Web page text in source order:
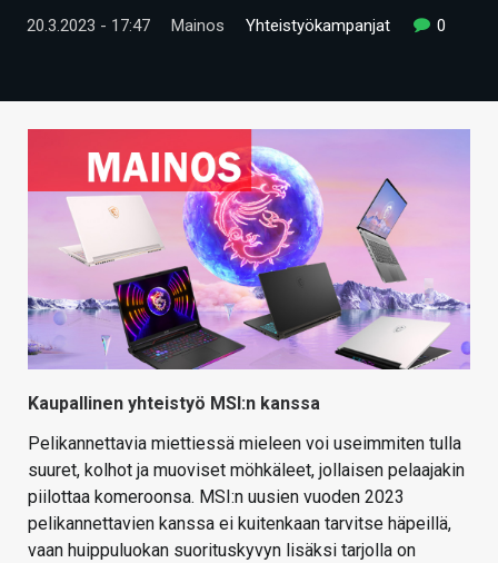
TECHBBS
HINTA.FI
VAIHDA TEEMA
HAKU
20.3.2023 - 17:47 Mainos Yhteistyökampanjat 0
Kaupallinen yhteistyö MSI:n kanssa
Pelikannettavia miettiessä mieleen voi useimmiten tulla
suuret, kolhot ja muoviset möhkäleet, jollaisen pelaajakin
piilottaa komeroonsa. MSI:n uusien vuoden 2023
pelikannettavien kanssa ei kuitenkaan tarvitse häpeillä,
vaan huippuluokan suorituskyvyn lisäksi tarjolla on